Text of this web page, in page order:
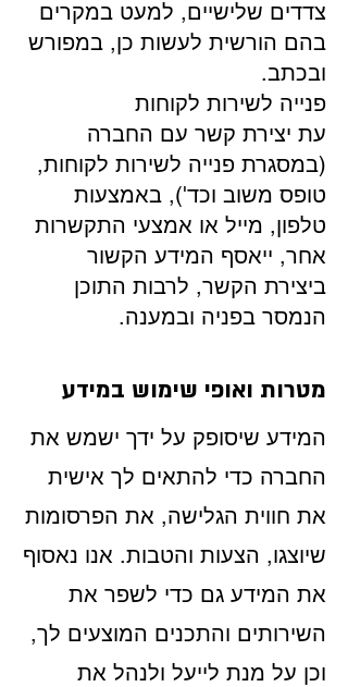
צדדים שלישיים, למעט במקרים
בהם הורשית לעשות כן, במפורש
ובכתב.
פנייה לשירות לקוחות
עת יצירת קשר עם החברה
(במסגרת פנייה לשירות לקוחות,
טופס משוב וכד'), באמצעות
טלפון, מייל או אמצעי התקשרות
אחר, ייאסף המידע הקשור
ביצירת הקשר, לרבות התוכן
הנמסר בפניה ובמענה.
מטרות ואופי שימוש במידע
המידע שיסופק על ידך ישמש את
החברה כדי להתאים לך אישית
את חווית הגלישה, את הפרסומות
שיוצגו, הצעות והטבות. אנו נאסוף
את המידע גם כדי לשפר את
השירותים והתכנים המוצעים לך,
וכן על מנת לייעל ולנהל את